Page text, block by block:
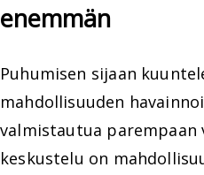
enemmän
Puhumisen sijaan
mahdollisuuden
valmistautua parempaan
keskustelu on